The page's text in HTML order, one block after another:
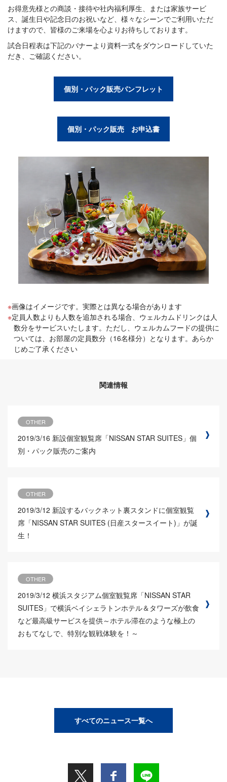
お得意先様との商談・接待や社内福利厚生、または家族サービ
ス、誕生日や記念日のお祝いなど、様々なシーンでご利用いただ
けますので、皆様のご来場を心よりお待ちしております。
試合日程表は下記のバナーより資料一式をダウンロードしていた
だき、ご確認ください。
個別・パック販売パンフレット
個別・パック販売 お申込書
画像はイメージです。実際とは異なる場合があります
定員人数よりも人数を追加される場合、ウェルカムドリンクは人
数分をサービスいたします。ただし、ウェルカムフードの提供に
ついては、お部屋の定員数分（16名様分）となります。あらか
じめご了承ください
関連情報
OTHER
2019/3/16 新設個室観覧席「NISSAN STAR SUITES」個
別・パック販売のご案内
OTHER
2019/3/12 新設するバックネット裏スタンドに個室観覧
席「NISSAN STAR SUITES (日産スタースイート)」が誕
生！
OTHER
2019/3/12 横浜スタジアム個室観覧席「NISSAN STAR
SUITES」で横浜ベイシェラトンホテル＆タワーズが飲食
など最高級サービスを提供～ホテル滞在のような極上の
おもてなしで、特別な観戦体験を！～
すべてのニュース一覧へ